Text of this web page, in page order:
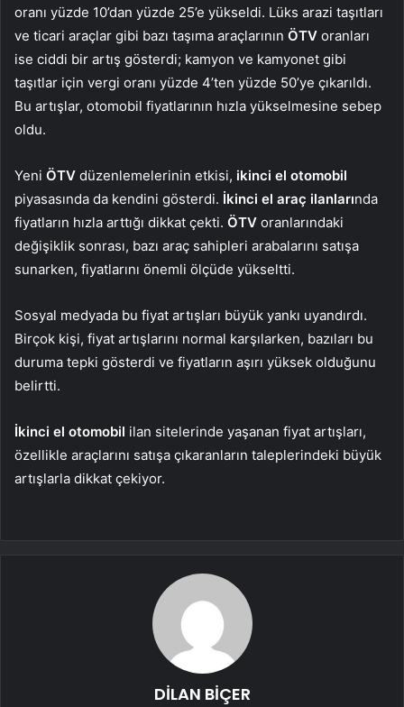
oranı yüzde 10’dan yüzde 25’e yükseldi. Lüks arazi taşıtları
ve ticari araçlar gibi bazı taşıma araçlarının ÖTV oranları
ise ciddi bir artış gösterdi; kamyon ve kamyonet gibi
taşıtlar için vergi oranı yüzde 4’ten yüzde 50’ye çıkarıldı.
Bu artışlar, otomobil fiyatlarının hızla yükselmesine sebep
oldu.
Yeni ÖTV düzenlemelerinin etkisi, ikinci el otomobil
piyasasında da kendini gösterdi. İkinci el araç ilanlarında
fiyatların hızla arttığı dikkat çekti. ÖTV oranlarındaki
değişiklik sonrası, bazı araç sahipleri arabalarını satışa
sunarken, fiyatlarını önemli ölçüde yükseltti.
Sosyal medyada bu fiyat artışları büyük yankı uyandırdı.
Birçok kişi, fiyat artışlarını normal karşılarken, bazıları bu
duruma tepki gösterdi ve fiyatların aşırı yüksek olduğunu
belirtti.
İkinci el otomobil ilan sitelerinde yaşanan fiyat artışları,
özellikle araçlarını satışa çıkaranların taleplerindeki büyük
artışlarla dikkat çekiyor.
DİLAN BİÇER